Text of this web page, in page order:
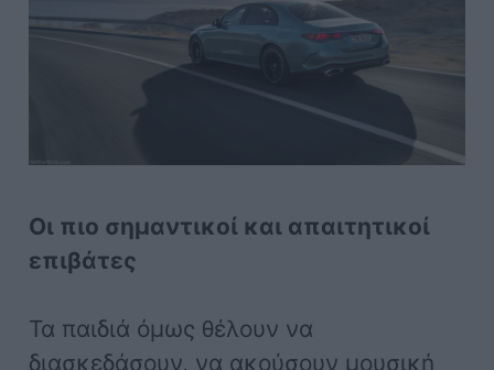
Οι πιο σημαντικοί και απαιτητικοί
επιβάτες
Τα παιδιά όμως θέλουν να
διασκεδάσουν, να ακούσουν μουσική